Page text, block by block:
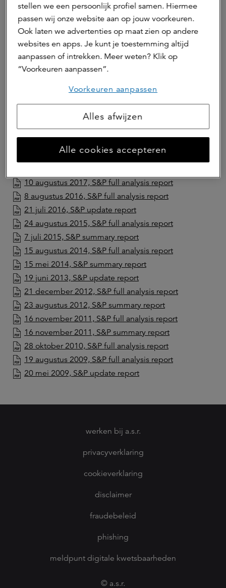
26 februari 2024, S&P update report
8 september 2023, S&P full analysis report
10 juli 2023, S&P update report
23 mei 2023, S&P on Aegon Levensverzekering N.V.
27 oktober 2022, S&P on business combination with
Aegon Nederland
9 september 2022, S&P full analysis report
23 september 2020, S&P full analysis report
22 juni 2020, S&P bulletin
18 juli 2019, S&P update report
10 augustus 2017, S&P full analysis report
8 augustus 2016, S&P full analysis report
21 juli 2016, S&P update report
24 augustus 2015, S&P full analysis report
7 juli 2015, S&P summary report
15 augustus 2014, S&P full analysis report
15 mei 2014, S&P summary report
19 juni 2013, S&P update report
21 december 2012, S&P full analysis report
23 augustus 2012, S&P summary report
16 november 2011, S&P full analysis report
16 november 2011, S&P summary report
28 oktober 2010, S&P full analysis report
19 augustus 2009, S&P full analysis report
20 mei 2009, S&P update report
werken bij a.s.r.
privacyverklaring
cookieverklaring
disclaimer
fraudebeleid
phishing
meldpunt digitale kwetsbaarheden
© a.s.r.
stellen we een persoonlijk profiel samen. Hiermee
passen wij onze website aan op jouw voorkeuren.
Ook laten we advertenties op maat zien op andere
websites en apps. Je kunt je toestemming altijd
aanpassen of intrekken. Meer weten? Klik op
“Voorkeuren aanpassen”.
Voorkeuren aanpassen
Alles afwijzen
Alle cookies accepteren